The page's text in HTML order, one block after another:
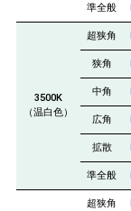
準全般
3500K
（温白色）
超狭角
狭角
中角
広角
拡散
準全般
超狭角